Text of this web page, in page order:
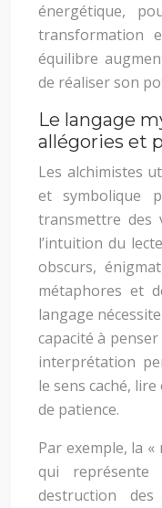
énergétique,
transformation
équilibre
de réaliser son
Le langage
allégories et
Les alchimistes
et symbolique
transmettre des
l’intuition du
obscurs,
métaphores et
langage
capacité à
interprétation
le sens caché,
de patience.
Par exemple, la
qui
destruction